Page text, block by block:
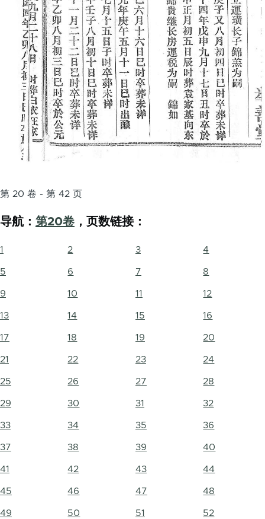
第 20 卷 - 第 42 页
导航： 第20卷 ，页数链接：
1 2 3 4
5 6 7 8
9 10 11 12
13 14 15 16
17 18 19 20
21 22 23 24
25 26 27 28
29 30 31 32
33 34 35 36
37 38 39 40
41 42 43 44
45 46 47 48
49 50 51 52